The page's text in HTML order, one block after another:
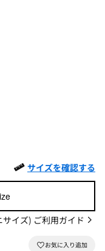
サイズを確認する
イズ) ご利用ガイド